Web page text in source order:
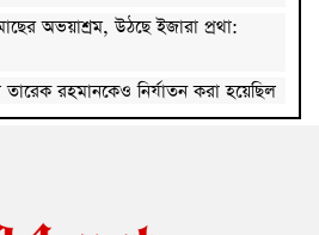
অভয়াশ্রম, উঠছে ইজারা প্রথা:
রহমানকেও নির্যাতন করা হয়েছিল
ও ঈদের সম্ভাব্য তারিখ জানা গেল